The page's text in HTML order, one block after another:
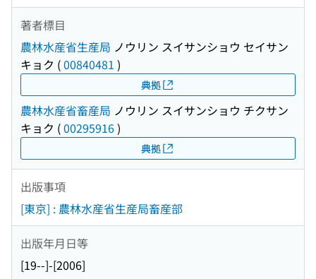
著者標目
農林水産省生産局 ノウリン スイサンショウ セイサン
キョク (00840481 )
典拠
農林水産省畜産局 ノウリン スイサンショウ チクサン
キョク (00295916)
典拠
出版事項
[東京] : 農林水産省生産局畜産部
出版年月日等
[19--]-[2006]